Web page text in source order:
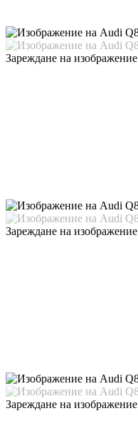
Зареждане на изображение
Зареждане на изображение
Зареждане на изображение